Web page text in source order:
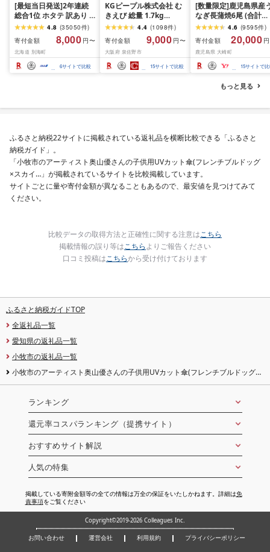
[最短当日発送]2年連続
総合1位 ホタテ 訳あり (
ふるさと納税 ほたて ふ
るさと納税 訳あり 帆立
ふるさと わけあり ホタ
テ貝柱 貝 人気 不揃い 刺
身 規格外 魚介 ランキン
グ 海鮮 冷凍 発送時期が
4.8 (35050件)
寄付金額
8,000 円〜
北海道 別海町
6サイトで比較
KGピープル株式会社 む
きえび 総量 1.7kg
(850g×2P) 特大 5Lサイ
ズ バナメイエビ バラ凍
結 下処理不要 サイズ不
揃い 訳あり
4.4 (1098件)
寄付金額
9,000 円〜
大阪府 泉佐野市
15サイトで比較
[数量限定]鹿児島県産
なぎ長蒲焼6尾 (合計
600g以上)4.6 (9595件)
寄付金額
20,000
鹿児島県 大崎町
15サイトで
もっと見る
ふるさと納税22サイトに掲載されている返礼品を横断比較できる「ふるさと
納税ガイド」。
「小牧市のアーティスト奥山優さんの子供用UVカット傘(フレンチブルドッグ
×スカイ…」が掲載されているサイトを比較掲載しています。
サイトごとに量や寄付金額が異なることもあるので、最安値を見つけてみて
ください。
比較データの取得方法と正確性に関する注意はこちら
掲載情報の誤り等はこちらよりご報告ください
口コミ投稿はこちらから受け付けております
ふるさと納税ガイドTOP
全返礼品一覧
愛知県の返礼品一覧
小牧市の返礼品一覧
小牧市のアーティスト奥山優さんの子供用UVカット傘(フレンチブルドッグ×
ランキング
還元率コスパランキング（提携サイト）
おすすめサイト解説
人気の特集
掲載している寄附金額等の全ての情報は万全の保証をいたしかねます。詳細は免
責事項をご覧ください
Copyright©2019-2026 Colleagues Inc.
お問い合わせ 運営会社 利用規約 プライバシーポリシー